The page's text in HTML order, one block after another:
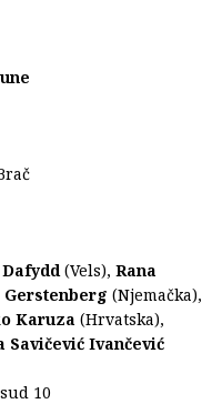
(Vels), Rana
(Njemačka),
Karuza (Hrvatska),
Savičević Ivančević
10